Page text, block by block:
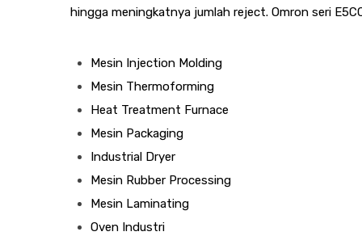
hingga meningkatnya jumlah reject. Omron seri
Mesin Injection Molding
Mesin Thermoforming
Heat Treatment Furnace
Mesin Packaging
Industrial Dryer
Mesin Rubber Processing
Mesin Laminating
Oven Industri